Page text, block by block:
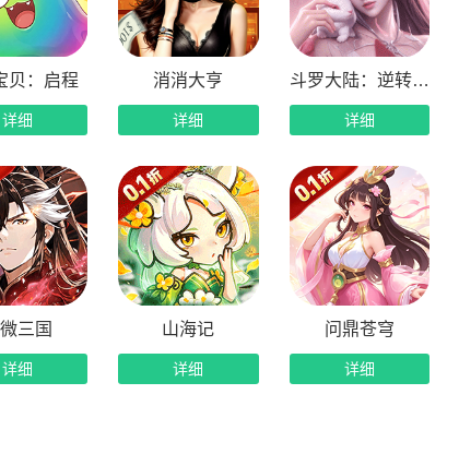
礼包、游戏战令、充值奖励、专属特权奖励全面大幅提
折扣解锁全新西游冒险之路，零氪微氪均可畅玩顶配内容
贝：启程
详细
消消大亨
详细
斗罗大陆：逆转时空
详细
三国
详细
山海记
详细
问鼎苍穹
详细